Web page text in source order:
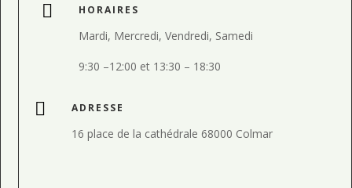
 HORAIRES
Mardi, Mercredi, Vendredi, Samedi
9:30 –12:00 et 13:30 – 18:30
 ADRESSE
16 place de la cathédrale 68000 Colmar